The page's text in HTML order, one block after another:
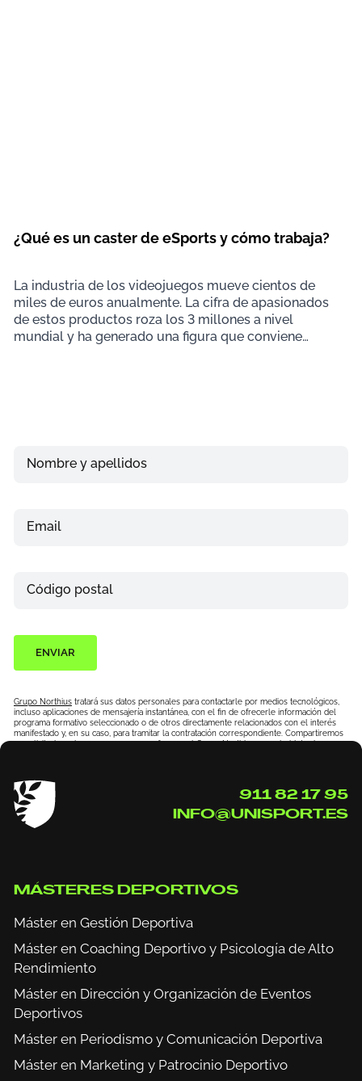
¿Qué es un caster de eSports y cómo trabaja?
La industria de los videojuegos mueve cientos de
miles de euros anualmente. La cifra de apasionados
de estos productos roza los 3 millones a nivel
mundial y ha generado una figura que conviene
Nombre y apellidos
Email
Código postal
ENVIAR
Grupo Northiustratará sus datos personales para contactarle por medios tecnológicos,
incluso aplicaciones de mensajería instantánea, con el fin de ofrecerle información del
programa formativo seleccionado o de otros directamente relacionados con el interés
manifestado y, en su caso, para tramitar la contratación correspondiente. Compartiremos
su solicitud con las empresas que conforman elGrupo Northius, con el objeto de que
911 82 17 95
INFO@UNISPORT.ES
MÁSTERES DEPORTIVOS
Máster en Gestión Deportiva
Máster en Coaching Deportivo y Psicología de Alto
Rendimiento
Máster en Dirección y Organización de Eventos
Deportivos
Máster en Periodismo y Comunicación Deportiva
Máster en Marketing y Patrocinio Deportivo